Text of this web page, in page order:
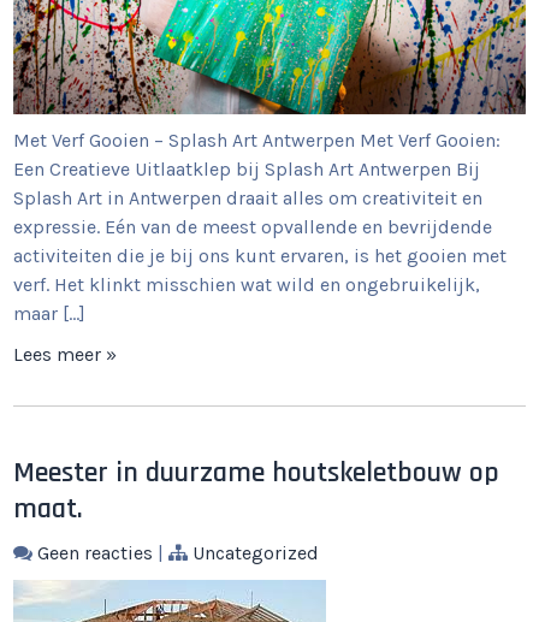
Met Verf Gooien – Splash Art Antwerpen Met Verf Gooien:
Een Creatieve Uitlaatklep bij Splash Art Antwerpen Bij
Splash Art in Antwerpen draait alles om creativiteit en
expressie. Eén van de meest opvallende en bevrijdende
activiteiten die je bij ons kunt ervaren, is het gooien met
verf. Het klinkt misschien wat wild en ongebruikelijk,
maar […]
Lees meer »
Meester in duurzame houtskeletbouw op
maat.
Geen reacties | Uncategorized